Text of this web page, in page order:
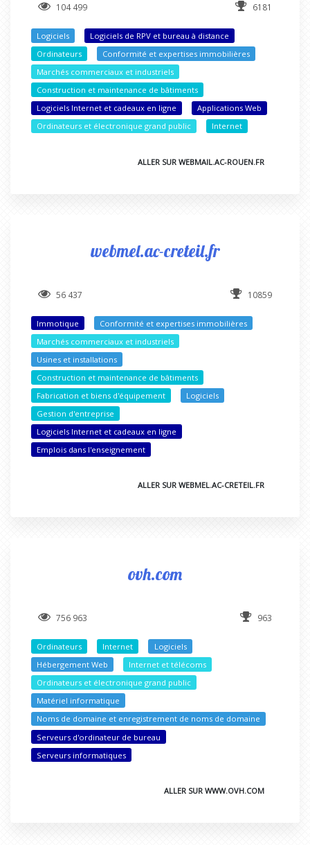
104 499 6181
Logiciels
Logiciels de RPV et bureau à distance
Ordinateurs
Conformité et expertises immobilières
Marchés commerciaux et industriels
Construction et maintenance de bâtiments
Logiciels Internet et cadeaux en ligne
Applications Web
Ordinateurs et électronique grand public
Internet
ALLER SUR WEBMAIL.AC-ROUEN.FR
webmel.ac-creteil.fr
56 437 10859
Immotique
Conformité et expertises immobilières
Marchés commerciaux et industriels
Usines et installations
Construction et maintenance de bâtiments
Fabrication et biens d'équipement
Logiciels
Gestion d'entreprise
Logiciels Internet et cadeaux en ligne
Emplois dans l'enseignement
ALLER SUR WEBMEL.AC-CRETEIL.FR
ovh.com
756 963 963
Ordinateurs Internet
Logiciels
Hébergement Web
Internet et télécoms
Ordinateurs et électronique grand public
Matériel informatique
Noms de domaine et enregistrement de noms de domaine
Serveurs d'ordinateur de bureau
Serveurs informatiques
ALLER SUR WWW.OVH.COM